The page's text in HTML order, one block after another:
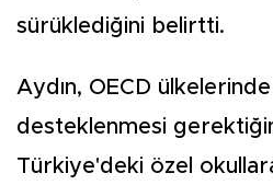
sürüklediğini belirtti.
Aydın, OECD
desteklenmesi
Türkiye'deki özel